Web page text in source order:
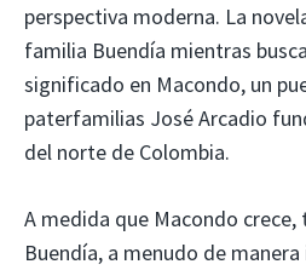
perspectiva moderna. La
familia Buendía mientras
significado en Macondo, un
paterfamilias José Arcadio
del norte de Colombia.
A medida que Macondo crece,
Buendía, a menudo de